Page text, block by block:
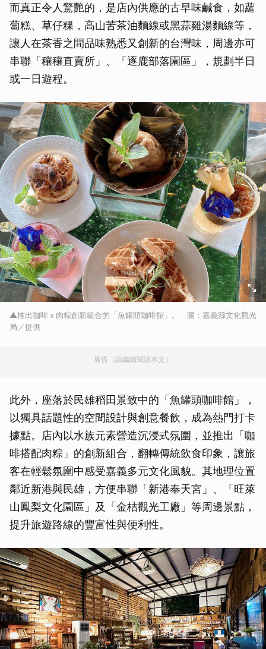
而真正令人驚艷的，是店內供應的古早味鹹食，如蘿
蔔糕、草仔粿，高山苦茶油麵線或黑蒜雞湯麵線等，
讓人在茶香之間品味熟悉又創新的台灣味，周邊亦可
串聯「穰穰直賣所」、「逐鹿部落園區」，規劃半日
或一日遊程。
▲推出咖啡ｘ肉粽創新組合的「魚罐頭咖啡館」。 圖：嘉義縣文化觀光
局／提供
廣告（請繼續閱讀本文）
此外，座落於民雄稻田景致中的「魚罐頭咖啡館」，
以獨具話題性的空間設計與創意餐飲，成為熱門打卡
據點。店內以水族元素營造沉浸式氛圍，並推出「咖
啡搭配肉粽」的創新組合，翻轉傳統飲食印象，讓旅
客在輕鬆氛圍中感受嘉義多元文化風貌。其地理位置
鄰近新港與民雄，方便串聯「新港奉天宮」、「旺萊
山鳳梨文化園區」及「金桔觀光工廠」等周邊景點，
提升旅遊路線的豐富性與便利性。